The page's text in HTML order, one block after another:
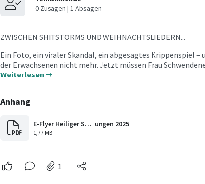
ZWISCHEN SHITSTORMS UND WEIHNACHTSLIEDERN...
Ein Foto, ein viraler Skandal, ein abgesagtes Krippenspiel –
der Erwachsenen nicht mehr. Jetzt müssen Frau
Weiterlesen ➞